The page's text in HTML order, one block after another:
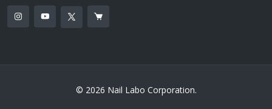
© 2026 Nail Labo Corporation.